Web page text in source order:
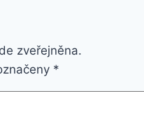
zveřejněna.
*